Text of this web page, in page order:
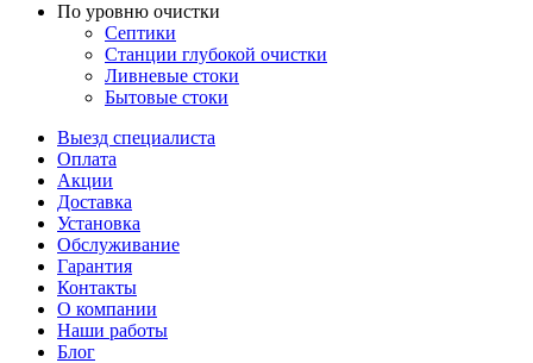
По уровню очистки
Септики
Станции глубокой очистки
Ливневые стоки
Бытовые стоки
Выезд специалиста
Оплата
Акции
Доставка
Установка
Обслуживание
Гарантия
Контакты
О компании
Наши работы
Блог